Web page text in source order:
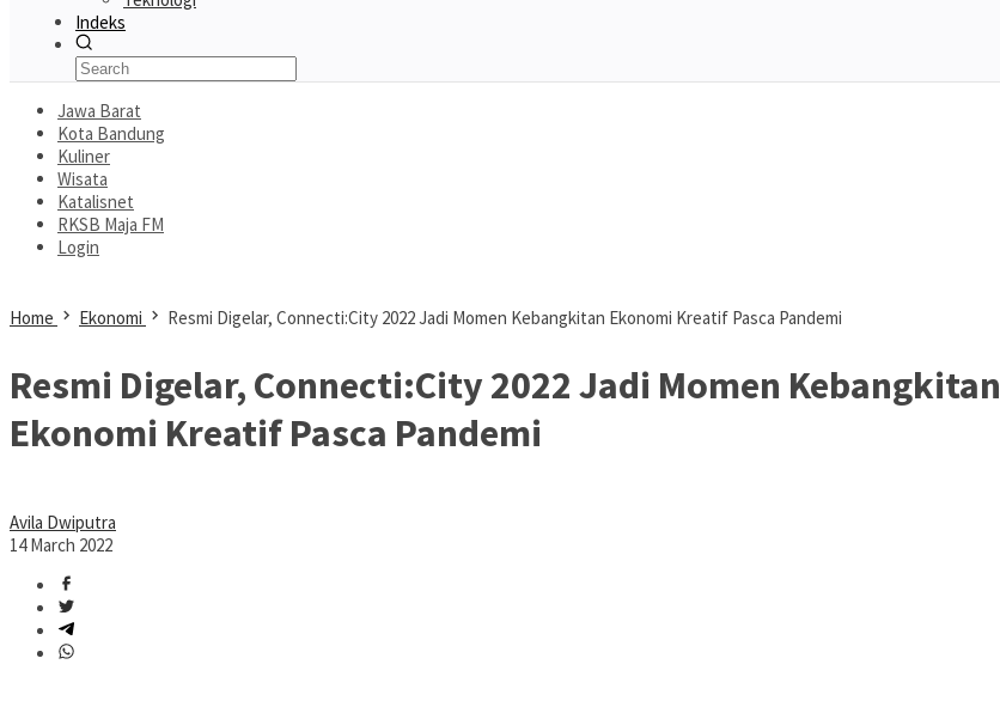
Indeks
Jawa Barat
Kota Bandung
Kuliner
Wisata
Katalisnet
RKSB Maja FM
Login
Home Ekonomi Resmi Digelar, Connecti:City 2022 Jadi Momen Kebangkitan Ekonomi Kreatif Pasca Pandemi
Resmi Digelar, Connecti:City 2022 Jadi Momen Kebangkitan
Ekonomi Kreatif Pasca Pandemi
Avila Dwiputra
14 March 2022